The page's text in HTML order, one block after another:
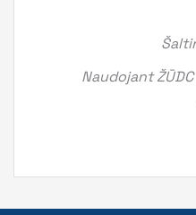
Naudojant